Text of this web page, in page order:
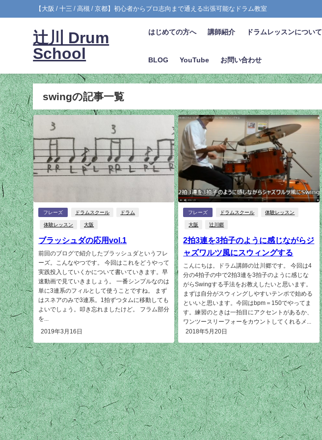
【大阪 / 十三 / 高槻 / 京都】初心者からプロ志向まで通える出張可能なドラム教室
辻川 Drum
School
はじめての方へ 講師紹介 ドラムレッスンについて
BLOG YouTube お問い合わせ
swingの記事一覧
フレーズ ドラムスクール ドラム
体験レッスン 大阪
ブラッシュダの応用vol.1
前回のブログで紹介したブラッシュダというフレ
ーズ。こんなやつです。 今回はこれをどうやって
実践投入していくかについて書いていきます。早
速動画で見ていきましょう。 一番シンプルなのは
単に3連系のフィルとして使うことですね。 まず
はスネアのみで3連系。1拍ずつタムに移動しても
よいでしょう。叩き忘れましたけど。 フラム部分
を...
2019年3月16日
フレーズ ドラムスクール 体験レッスン
大阪 辻川郷
2拍3連を3拍子のように感じながらジ
ャズワルツ風にスウィングする
こんにちは。ドラム講師の辻川郷です。 今回は4
分の4拍子の中で2拍3連を3拍子のように感じな
がらSwingする手法をお教えしたいと思います。
まずは自分がスウィングしやすいテンポで始める
といいと思います。今回はbpm＝150でやってま
す。練習のときは一拍目にアクセントがあるか、
ワンツースリーフォーをカウントしてくれるメ...
2018年5月20日